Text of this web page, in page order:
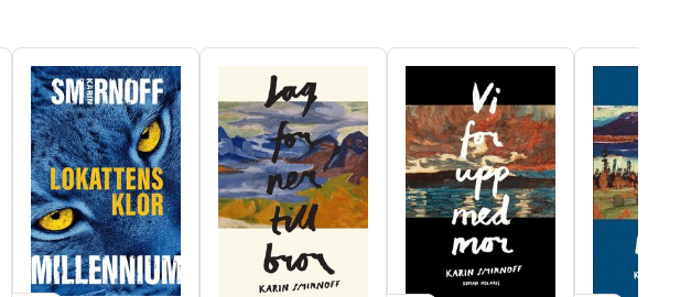
flickungen Svala och hennes länge försvunna Mammamärta. Där tillför
Smirnoff en dimension som saknats hos föregångarna."DN